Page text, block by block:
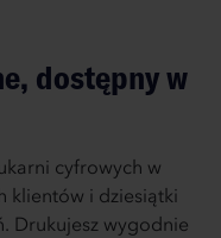
dostępny w
cyfrowych w
klientów i dziesiątki
Drukujesz wygodnie